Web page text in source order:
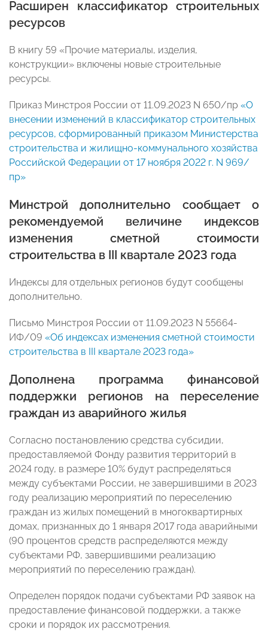
Расширен классификатор строительных
ресурсов
В книгу 59 «Прочие материалы, изделия,
конструкции» включены новые строительные
ресурсы.
Приказ Минстроя России от 11.09.2023 N 650/пр «О
внесении изменений в классификатор строительных
ресурсов, сформированный приказом Министерства
строительства и жилищно-коммунального хозяйства
Российской Федерации от 17 ноября 2022 г. N 969/
пр»
Минстрой дополнительно сообщает о
рекомендуемой величине индексов
изменения сметной стоимости
строительства в III квартале 2023 года
Индексы для отдельных регионов будут сообщены
дополнительно.
Письмо Минстроя России от 11.09.2023 N 55664-
ИФ/09 «Об индексах изменения сметной стоимости
строительства в III квартале 2023 года»
Дополнена программа финансовой
поддержки регионов на переселение
граждан из аварийного жилья
Согласно постановлению средства субсидии,
предоставляемой Фонду развития территорий в
2024 году, в размере 10% будут распределяться
между субъектами России, не завершившими в 2023
году реализацию мероприятий по переселению
граждан из жилых помещений в многоквартирных
домах, признанных до 1 января 2017 года аварийными
(90 процентов средств распределяются между
субъектами РФ, завершившими реализацию
мероприятий по переселению граждан).
Определен порядок подачи субъектами РФ заявок на
предоставление финансовой поддержки, а также
сроки и порядок их рассмотрения.